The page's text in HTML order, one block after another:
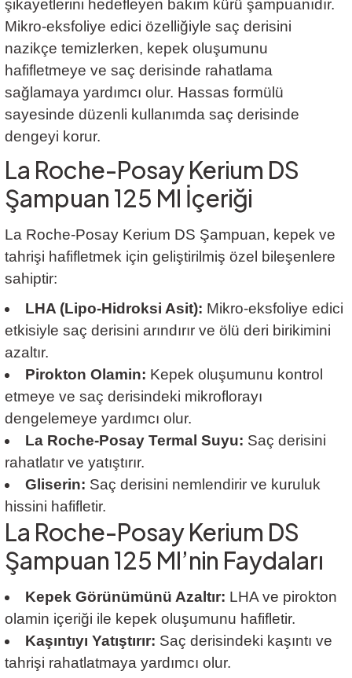
şikayetlerini hedefleyen bakım kürü şampuanıdır.
Mikro-eksfoliye edici özelliğiyle saç derisini
nazikçe temizlerken, kepek oluşumunu
hafifletmeye ve saç derisinde rahatlama
sağlamaya yardımcı olur. Hassas formülü
sayesinde düzenli kullanımda saç derisinde
dengeyi korur.
La Roche-Posay Kerium DS
Şampuan 125 Ml İçeriği
La Roche-Posay Kerium DS Şampuan, kepek ve
tahrişi hafifletmek için geliştirilmiş özel bileşenlere
sahiptir:
LHA (Lipo-Hidroksi Asit): Mikro-eksfoliye edici
etkisiyle saç derisini arındırır ve ölü deri birikimini
azaltır.
Pirokton Olamin: Kepek oluşumunu kontrol
etmeye ve saç derisindeki mikroflorayı
dengelemeye yardımcı olur.
La Roche-Posay Termal Suyu: Saç derisini
rahatlatır ve yatıştırır.
Gliserin: Saç derisini nemlendirir ve kuruluk
hissini hafifletir.
La Roche-Posay Kerium DS
Şampuan 125 Ml’nin Faydaları
Kepek Görünümünü Azaltır: LHA ve pirokton
olamin içeriği ile kepek oluşumunu hafifletir.
Kaşıntıyı Yatıştırır: Saç derisindeki kaşıntı ve
tahrişi rahatlatmaya yardımcı olur.